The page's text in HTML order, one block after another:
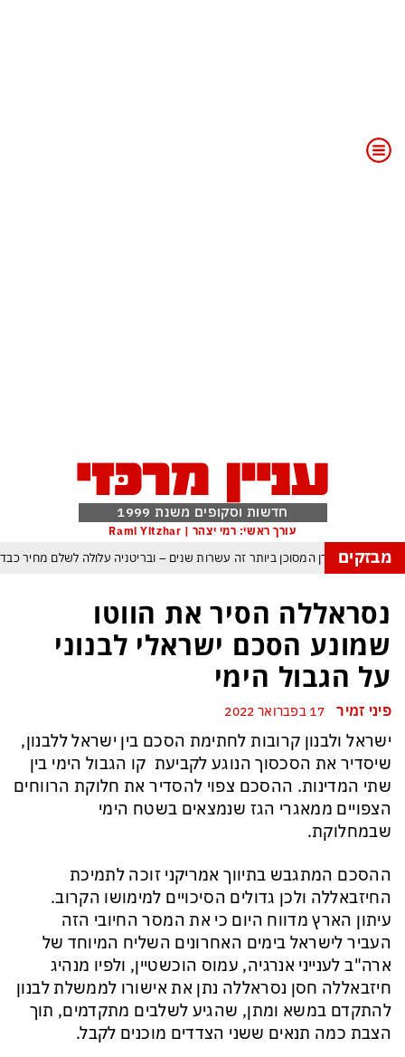
חדשות וסקופים משנת 1999
עורך ראשי: רמי יצהר | Rami Yitzhar
מבזקים
נכנס לעידן המסוכן ביותר זה עשרות שנים – ובריטניה עלולה לשלם מחיר
מי היה מאמין שבאר שבע תנצח את הכוכב האדום?
ומיירטים להגנה – טראמפ נשאר רק עם ציוצי האיום המגוחכים שלא מזיזים
כמדיניות: כך הפכה ההוצאה להורג לכלי ההרתעה המרכזי של המשטר
א-סיסי, ארדואן ושליט קטאר מכנסים פגישת ״כיפה אדומה״ לנתניהו בנושא
נסראללה הסיר את הווטו
שמונע הסכם ישראלי לבנוני
על הגבול הימי
פיני זמיר 17 בפברואר 2022
ישראל ולבנון קרובות לחתימת הסכם בין ישראל ללבנון,
שיסדיר את הסכסוך הנוגע לקביעת קו הגבול הימי בין
שתי המדינות. ההסכם צפוי להסדיר את חלוקת הרווחים
הצפויים ממאגרי הגז שנמצאים בשטח הימי
שבמחלוקת.
ההסכם המתגבש בתיווך אמריקני זוכה לתמיכת
החיזבאללה ולכן גדולים הסיכויים למימושו הקרוב.
עיתון הארץ מדווח היום כי את המסר החיובי הזה
העביר לישראל בימים האחרונים השליח המיוחד של
ארה"ב לענייני אנרגיה, עמוס הוכשטיין, ולפיו מנהיג
חיזבאללה חסן נסראללה נתן את אישורו לממשלת לבנון
להתקדם במשא ומתן, שהגיע לשלבים מתקדמים, תוך
הצבת כמה תנאים ששני הצדדים מוכנים לקבל.